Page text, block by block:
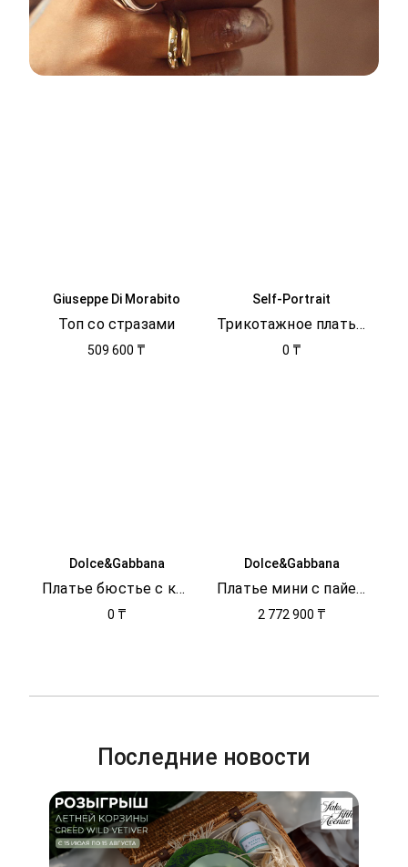
Giuseppe Di Morabito
Топ со стразами
509 600 ₸
Self-Portrait
Трикотажное платье с люрексом
0 ₸
Dolce&Gabbana
Платье бюстье с кристаллами
0 ₸
Dolce&Gabbana
Платье мини с пайетками
2 772 900 ₸
Последние новости